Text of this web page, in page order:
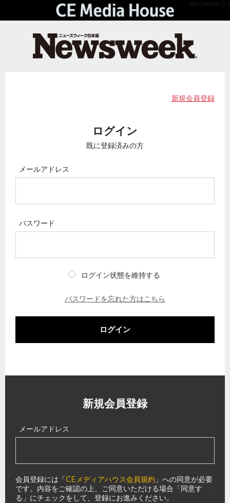
API Version 2.0
新規会員登録
ログイン
既に登録済みの方
メールアドレス
パスワード
ログイン状態を維持する
パスワードを忘れた方はこちら
ログイン
新規会員登録
メールアドレス
会員登録には「CEメディアハウス会員規約 」への同意が必要
です。内容をご確認の上、ご同意いただける場合「同意す
る」にチェックをして、登録にお進みください。